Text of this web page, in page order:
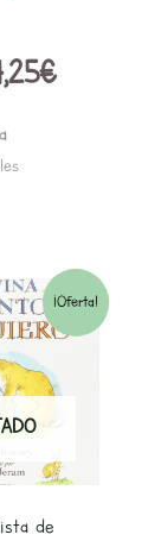
€
¡Oferta!
de
era:
El
precio
actual
13,75€.